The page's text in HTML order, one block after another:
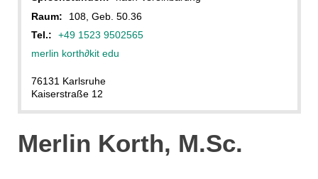
Raum:
108, Geb. 50.36
Tel.:
+49 1523 9502565
merlin korth∂kit edu
76131 Karlsruhe
Kaiserstraße 12
Merlin Korth, M.Sc.